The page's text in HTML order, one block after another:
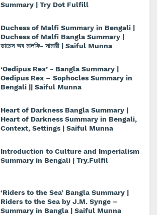
Summary | Try Dot Fulfill
Duchess of Malfi Summary in Bengali |
Duchess of Malfi Bangla Summary |
ডাচেস অব মালফি- সামারী | Saiful Munna
‘Oedipus Rex’ - Bangla Summary |
Oedipus Rex – Sophocles Summary in
Bengali || Saiful Munna
Heart of Darkness Bangla Summary |
Heart of Darkness Summary in Bengali,
Context, Settings | Saiful Munna
Introduction to Culture and Imperialism
Summary in Bengali | Try.Fulfil
‘Riders to the Sea’ Bangla Summary |
Riders to the Sea by J.M. Synge –
Summary in Bangla | Saiful Munna